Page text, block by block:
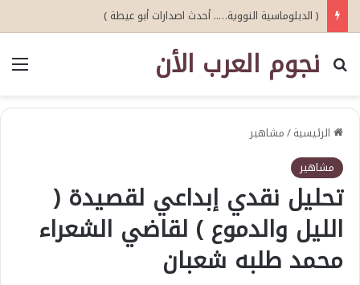
( الدبلوماسية النووية….. أحدث اصدارات أبو عيطة )
نجوم العرب الأن
بحث عن
الرئيسية/مشاهير
مشاهير
تحليل نقدي إبداعي لقصيدة (
الليل والدموع ) لقاضي الشعراء
محمد طلبه شعبان